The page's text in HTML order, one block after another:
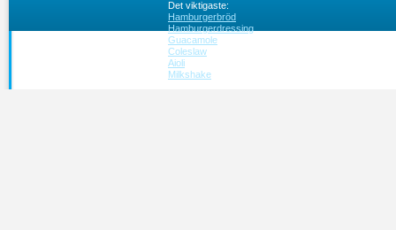
Det viktigaste:
Hamburgerbröd
Hamburgerdressing
Guacamole
Coleslaw
Aioli
Milkshake